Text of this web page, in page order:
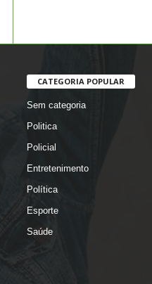
CATEGORIA POPULAR
Sem categoria
Politica
Policial
Entretenimento
Política
Esporte
Saúde